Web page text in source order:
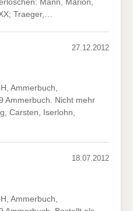
Traeger,…
27.12.2012
Ammerbuch,
Ammerbuch. Nicht mehr
Carsten, Iserlohn,
18.07.2012
Ammerbuch,